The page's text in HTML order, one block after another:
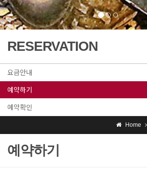
RESERVATION
요금안내
예약하기
예약확인
Home
예약하기